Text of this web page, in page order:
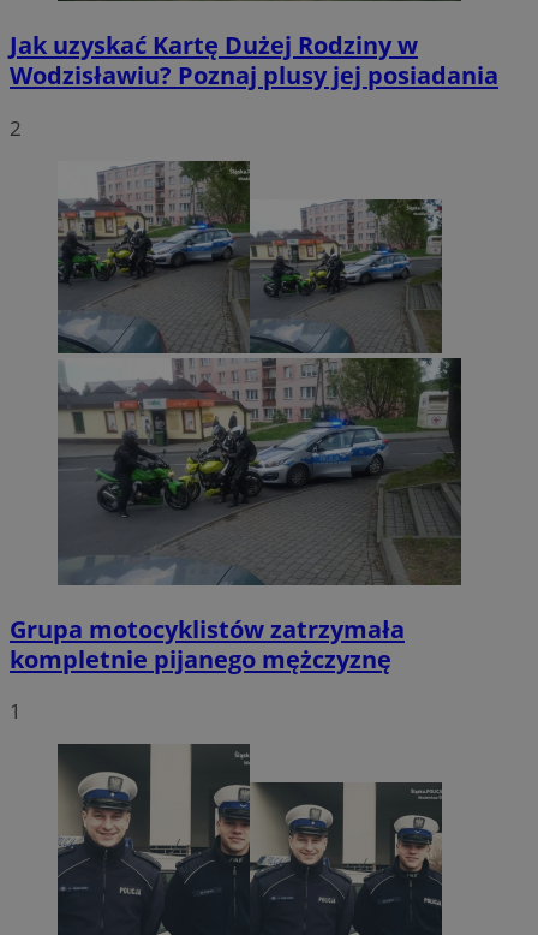
Jak uzyskać Kartę Dużej Rodziny w
Wodzisławiu? Poznaj plusy jej posiadania
2
Grupa motocyklistów zatrzymała
kompletnie pijanego mężczyznę
1